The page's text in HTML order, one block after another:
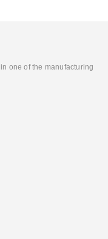
one of the manufacturing